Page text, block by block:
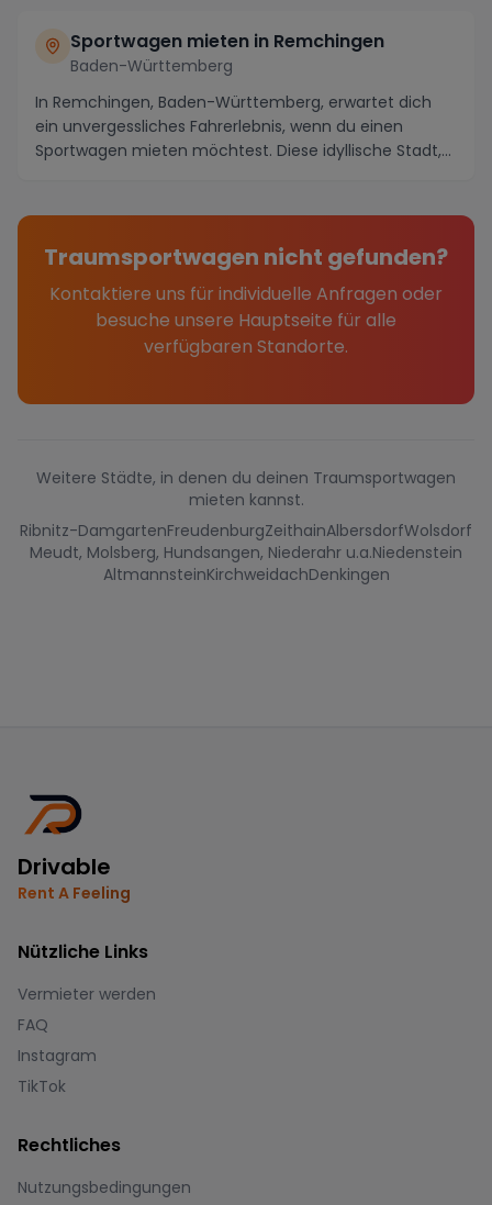
Sportwagen mieten in Remchingen
Baden-Württemberg
In Remchingen, Baden-Württemberg, erwartet dich
ein unvergessliches Fahrerlebnis, wenn du einen
Sportwagen mieten möchtest. Diese idyllische Stadt,
Traumsportwagen nicht gefunden?
Kontaktiere uns für individuelle Anfragen oder
besuche unsere Hauptseite für alle
verfügbaren Standorte.
Weitere Städte, in denen du deinen Traumsportwagen
mieten kannst.
Ribnitz-DamgartenFreudenburgZeithainAlbersdorfWolsdorf
Meudt, Molsberg, Hundsangen, Niederahr u.a.Niedenstein
AltmannsteinKirchweidachDenkingen
Drivable
Rent A Feeling
Nützliche Links
Vermieter werden
FAQ
Instagram
TikTok
Rechtliches
Nutzungsbedingungen